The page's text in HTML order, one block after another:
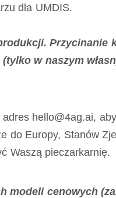
dla UMDIS.
Przycinanie
w naszym
hello@4ag.ai,
do Europy, Stanów
Waszą pieczarkarnię.
modeli cenowych